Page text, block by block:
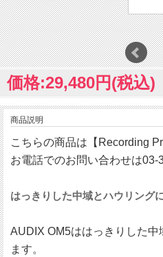
価格:29,480円(税込)
商品説明
こちらの商品は【Recording
お電話でのお問い合わせは03-
はっきりした中域とハウリング
AUDIX OM5ははっきりした
ます。